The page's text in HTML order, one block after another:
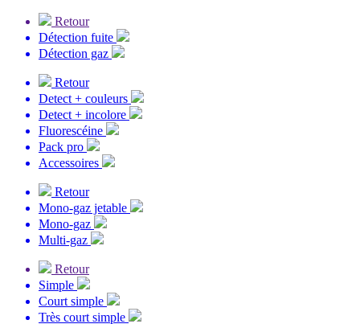
Retour
Détection fuite
Détection gaz
Retour
Detect + couleurs
Detect + incolore
Fluorescéine
Pack pro
Accessoires
Retour
Mono-gaz jetable
Mono-gaz
Multi-gaz
Retour
Simple
Court simple
Très court simple